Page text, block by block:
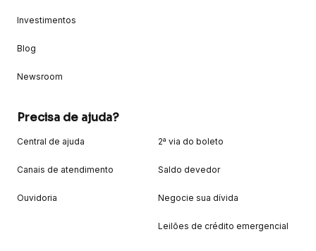
Investimentos
Blog
Newsroom
Precisa de ajuda?
Central de ajuda
Canais de atendimento
Ouvidoria
2ª via do boleto
Saldo devedor
Negocie sua dívida
Leilões de crédito emergencial